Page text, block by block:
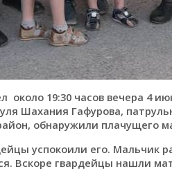
19:30 часов вечера 4
Шахания Гафурова,
обнаружили плачущего
успокоили его. Мальчик
Вскоре гвардейцы нашли